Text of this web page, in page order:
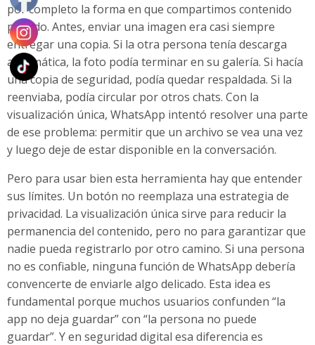
por completo la forma en que compartimos contenido
privado. Antes, enviar una imagen era casi siempre
entregar una copia. Si la otra persona tenía descarga
automática, la foto podía terminar en su galería. Si hacía
una copia de seguridad, podía quedar respaldada. Si la
reenviaba, podía circular por otros chats. Con la
visualización única, WhatsApp intentó resolver una parte
de ese problema: permitir que un archivo se vea una vez
y luego deje de estar disponible en la conversación.
Pero para usar bien esta herramienta hay que entender
sus límites. Un botón no reemplaza una estrategia de
privacidad. La visualización única sirve para reducir la
permanencia del contenido, pero no para garantizar que
nadie pueda registrarlo por otro camino. Si una persona
no es confiable, ninguna función de WhatsApp debería
convencerte de enviarle algo delicado. Esta idea es
fundamental porque muchos usuarios confunden “la
app no deja guardar” con “la persona no puede
guardar”. Y en seguridad digital esa diferencia es